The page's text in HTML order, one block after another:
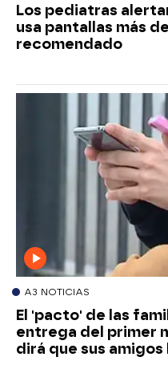
Los pediatras
usa pantallas más
recomendado
A3 NOTICIAS
El 'pacto' de las
entrega del primer
dirá que sus amigos